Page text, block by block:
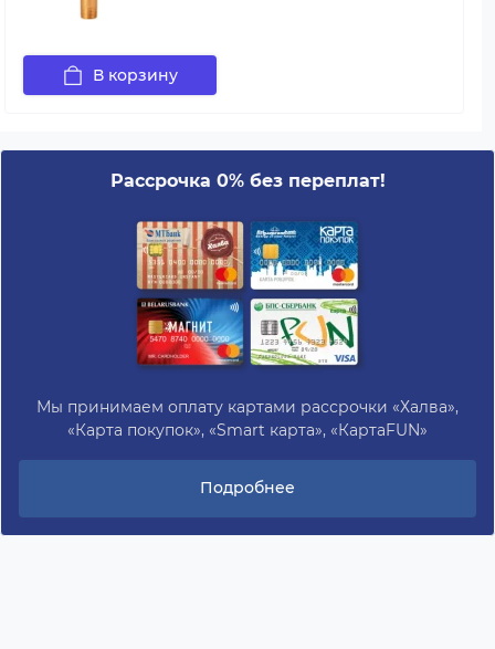
В корзину
Рассрочка 0% без переплат!
Мы принимаем оплату картами рассрочки «Халва»,
«Карта покупок», «Smart карта», «КартаFUN»
Подробнее